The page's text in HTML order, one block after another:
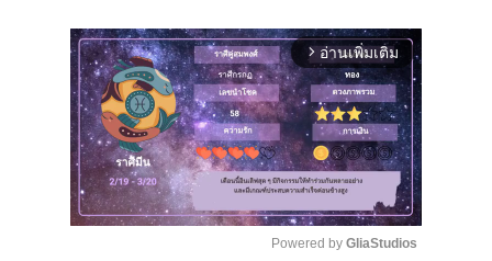
arrow_forward_ios อ่านเพิ่มเติม
Powered by GliaStudios